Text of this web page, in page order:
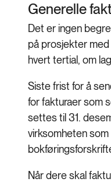
Generelle
Det er ingen
på prosjekter
hvert tertial, om
Siste frist for å
for fakturaer som
settes til 31.
virksomheten
Når dere skal